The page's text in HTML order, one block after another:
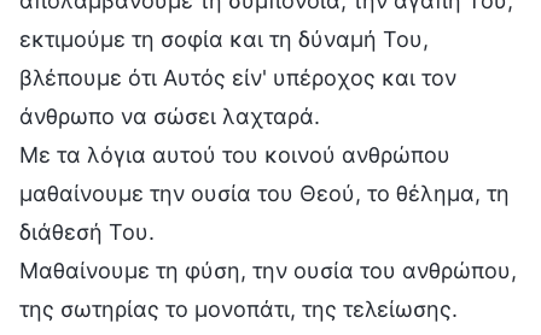
εκτιμούμε τη σοφία και τη δύναμή Του,
βλέπουμε ότι Αυτός είν' υπέροχος και τον
άνθρωπο να σώσει λαχταρά.
Με τα λόγια αυτού του κοινού ανθρώπου
μαθαίνουμε την ουσία του Θεού, το θέλημα, τη
διάθεσή Του.
Μαθαίνουμε τη φύση, την ουσία του ανθρώπου,
της σωτηρίας το μονοπάτι, της τελείωσης.